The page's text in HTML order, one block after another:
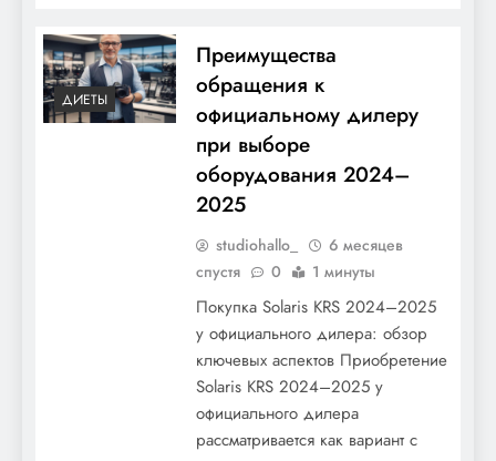
ДИЕТЫ
Преимущества
обращения к
официальному дилеру
при выборе
оборудования 2024–
2025
studiohallo_
6 месяцев
спустя
0 1 минуты
Покупка Solaris KRS 2024–2025
у официального дилера: обзор
ключевых аспектов Приобретение
Solaris KRS 2024–2025 у
официального дилера
рассматривается как вариант с